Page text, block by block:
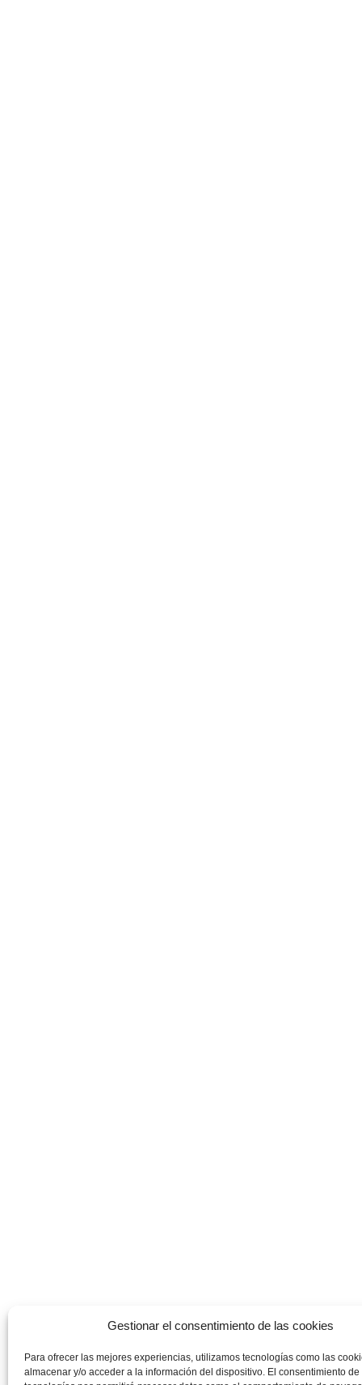
Gestionar el consentimiento de las cookies
Para ofrecer las mejores experiencias, utilizamos tecnologías como las
almacenar y/o acceder a la información del dispositivo. El consentimiento de